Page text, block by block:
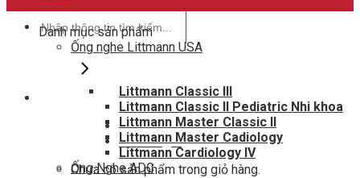
kiếm:
Hotline hỗ trợ
0948802788
Giỏ hàng0
Chưa có sản phẩm trong giỏ hàng.
Danh mục sản phẩm
Ống nghe Littmann USA
Littmann Classic III
Littmann Classic II Pediatric Nhi khoa
Littmann Master Classic II
Littmann Master Cadiology
Littmann Cardiology IV
Ống Nghe ADC